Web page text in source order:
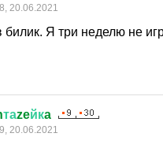
20.06.2021
билик. Я три неделю не
таzeйкa
20.06.2021